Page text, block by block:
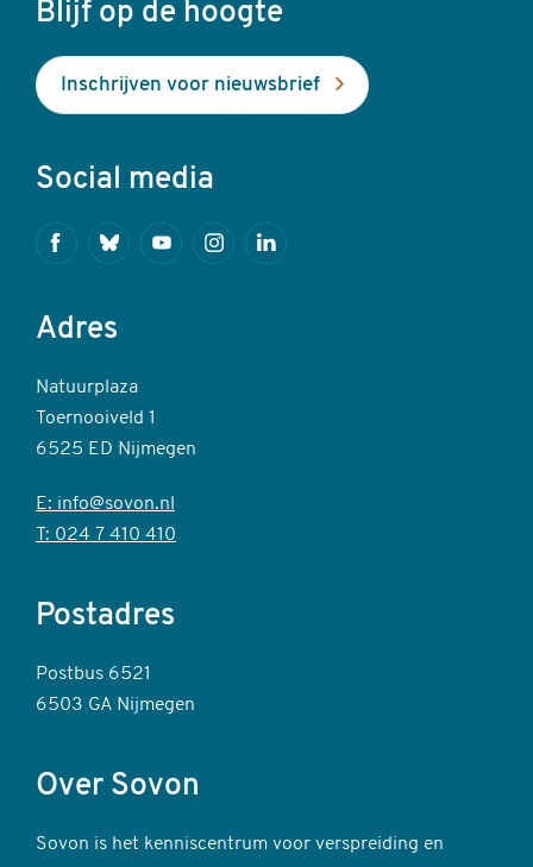
Blijf op de hoogte
Inschrijven voor nieuwsbrief
Social media
FacebookBlueskyYoutubeInstagramLinkedin
Adres
Natuurplaza
Toernooiveld 1
6525 ED Nijmegen
E: info@sovon.nl
T: 024 7 410 410
Postadres
Postbus 6521
6503 GA Nijmegen
Over Sovon
Sovon is het kenniscentrum voor verspreiding en